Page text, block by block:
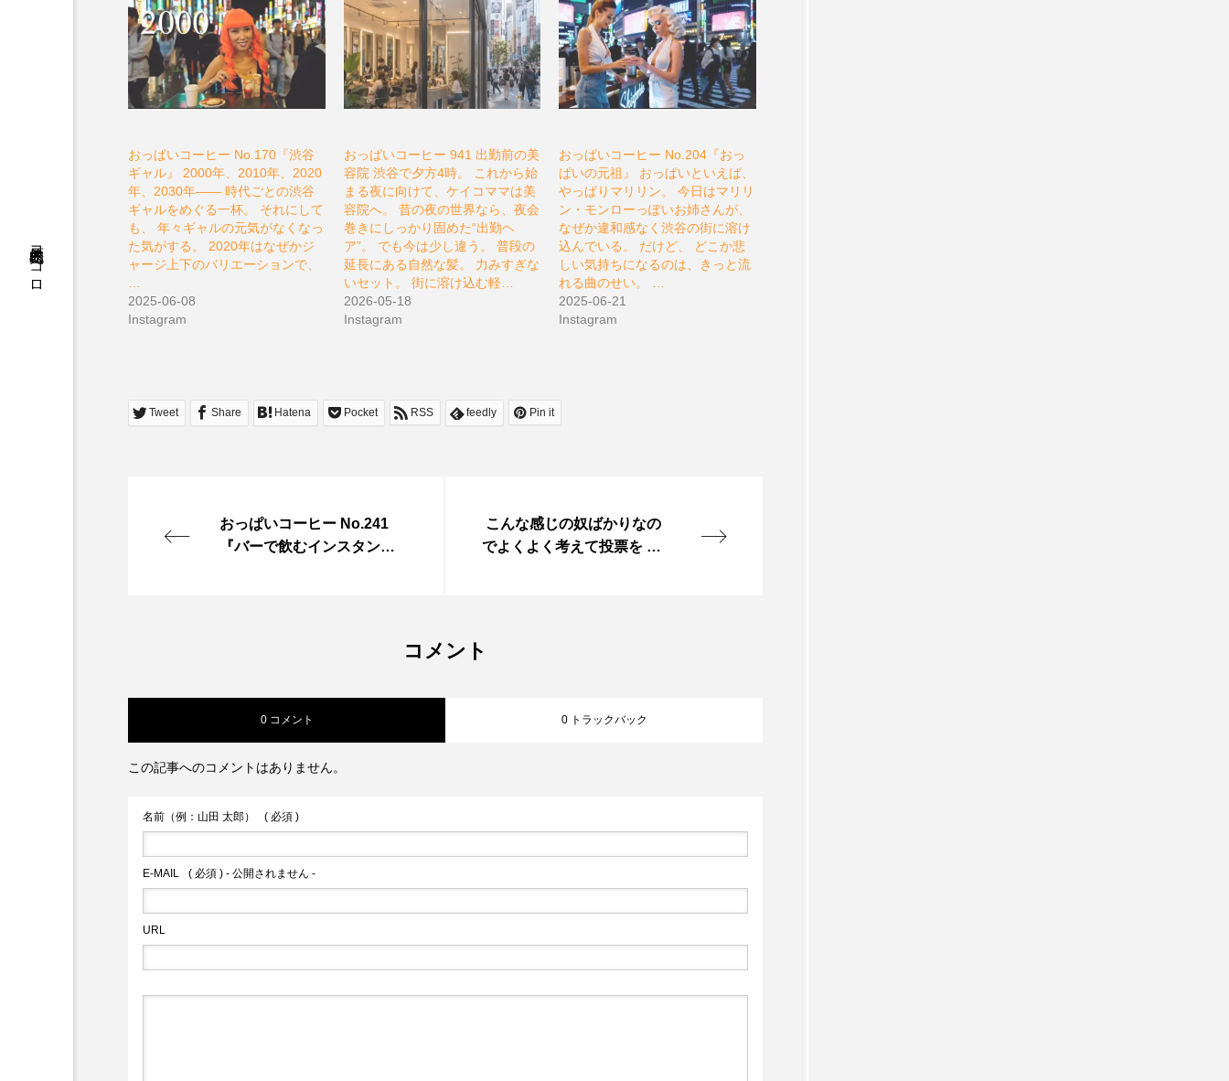
松原充久的ココロ
おっぱいコーヒー No.170『渋谷
ギャル』 2000年、2010年、2020
年、2030年―― 時代ごとの渋谷
ギャルをめぐる一杯。 それにして
も、 年々ギャルの元気がなくなっ
た気がする。 2020年はなぜかジ
ャージ上下のバリエーションで、
2025-06-08
Instagram
おっぱいコーヒー 941 出勤前の美
容院 渋谷で夕方4時。 これから始
まる夜に向けて、ケイコママは美
容院へ。 昔の夜の世界なら、夜会
巻きにしっかり固めた“出勤ヘ
ア”。 でも今は少し違う。 普段の
延長にある自然な髪。 力みすぎな
いセット。 街に溶け込む軽…
2026-05-18
Instagram
おっぱいコーヒー No.204『おっ
ぱいの元祖』 おっぱいといえば、
やっぱりマリリン。 今日はマリリ
ン・モンローっぽいお姉さんが、
なぜか違和感なく渋谷の街に溶け
込んでいる。 だけど、 どこか悲
しい気持ちになるのは、きっと流
れる曲のせい。 …
2025-06-21
Instagram
Tweet Share Hatena Pocket RSS feedly Pin it
おっぱいコーヒー No.241
『バーで飲むインスタン
も、 お…
￼ こんな感じの奴ばかりなの
でよくよく考えて投票を 理
コメント
0 コメント 0 トラックバック
この記事へのコメントはありません。
名前（例：山田 太郎） ( 必須 )
E-MAIL ( 必須 ) - 公開されません -
URL